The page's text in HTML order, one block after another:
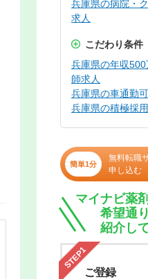
兵庫県の病院・
求人
こだわり条件
兵庫県の年収
師求人
兵庫県の車通勤
兵庫県の積極採
簡単1分
無料転職
申し込む
マイナビ薬
希望通
紹介し
STEP1
ご登録